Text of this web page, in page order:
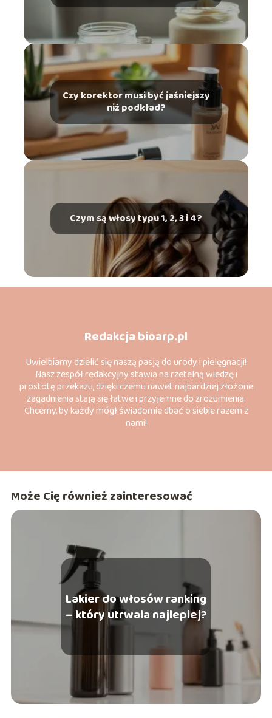
Czy korektor musi być jaśniejszy
niż podkład?
Czym są włosy typu 1, 2, 3 i 4?
Redakcja bioarp.pl
Uwielbiamy dzielić się naszą pasją do urody i pielęgnacji!
Nasz zespół redakcyjny stawia na rzetelną wiedzę i
prostotę przekazu, dzięki czemu nawet najbardziej złożone
zagadnienia stają się łatwe i przyjemne do zrozumienia.
Chcemy, by każdy mógł świadomie dbać o siebie razem z
nami!
Może Cię również zainteresować
Lakier do włosów ranking
– który utrwala najlepiej?